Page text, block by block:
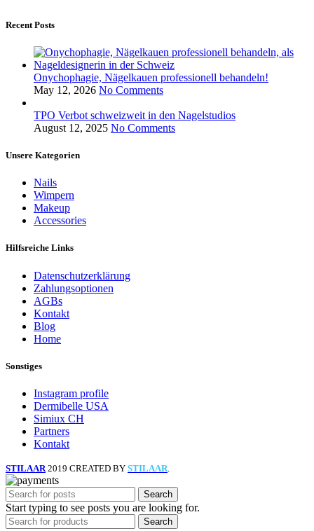
Recent Posts
Onychophagie, Nägelkauen professionell behandeln!
May 12, 2026 No Comments
TPO Verbot schweizweit in den Nagelstudios
August 12, 2025 No Comments
Unsere Kategorien
Nails
Wimpern
Makeup
Accessories
Hilfsreiche Links
Datenschutzerklärung
Zahlungsoptionen
AGBs
Kontakt
Blog
Home
Sonstiges
Instagram profile
Dermibelle USA
Simiux CH
Partners
Kontakt
STILAAR 2019 CREATED BY STILAAR.
Search
Start typing to see posts you are looking for.
Search